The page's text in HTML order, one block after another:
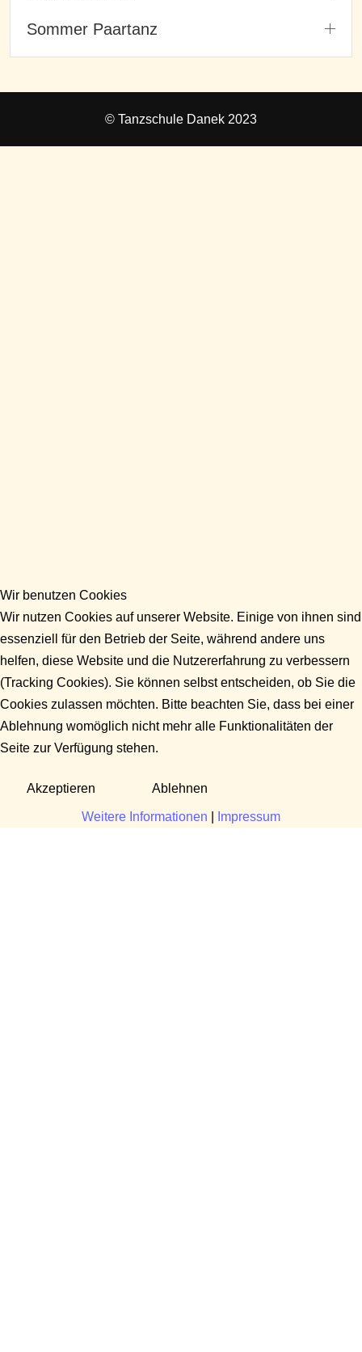
Sommer Paartanz
© Tanzschule Danek 2023
Wir benutzen Cookies
Wir nutzen Cookies auf unserer Website. Einige von ihnen sind
essenziell für den Betrieb der Seite, während andere uns
helfen, diese Website und die Nutzererfahrung zu verbessern
(Tracking Cookies). Sie können selbst entscheiden, ob Sie die
Cookies zulassen möchten. Bitte beachten Sie, dass bei einer
Ablehnung womöglich nicht mehr alle Funktionalitäten der
Seite zur Verfügung stehen.
Akzeptieren Ablehnen
Weitere Informationen Impressum